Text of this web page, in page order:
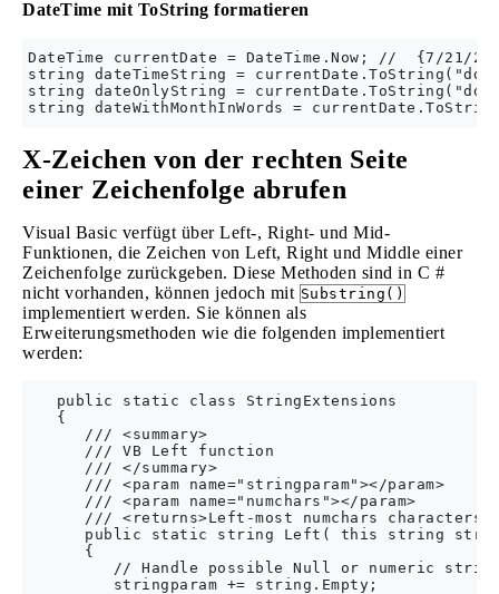
DateTime mit ToString formatieren
DateTime currentDate = DateTime.Now; //  {7/21/
string dateTimeString = currentDate.ToString("dd-
string dateOnlyString = currentDate.ToString("dd-
X-Zeichen von der rechten Seite
einer Zeichenfolge abrufen
Visual Basic verfügt über Left-, Right- und Mid-
Funktionen, die Zeichen von Left, Right und Middle einer
Zeichenfolge zurückgeben. Diese Methoden sind in C #
nicht vorhanden, können jedoch mit Substring()
implementiert werden. Sie können als
Erweiterungsmethoden wie die folgenden implementiert
werden:
   public static class StringExtensions
   {
      /// <summary>
      /// VB Left function
      /// </summary>
      /// <param name="stringparam"></param>
      /// <param name="numchars"></param>
/// <returns>Left-most numchars
public static string Left( this string
      {
// Handle possible Null or numeric
         stringparam += string.Empty;